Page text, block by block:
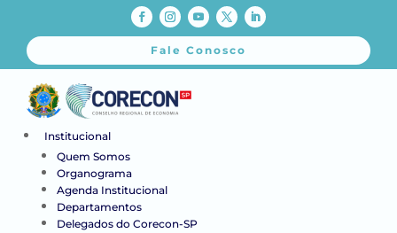
Fale Conosco
Institucional
Quem Somos
Organograma
Agenda Institucional
Departamentos
Delegados do Corecon-SP